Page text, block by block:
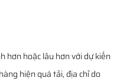
hơn hoặc lâu hơn với dự kiến
hiện quá tải, địa chỉ do